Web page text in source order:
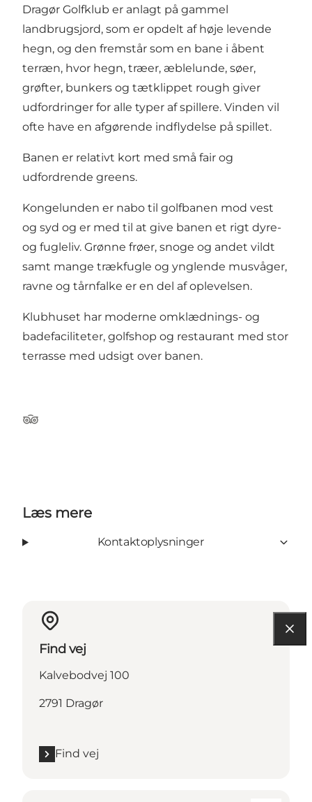
Dragør Golfklub er anlagt på gammel
landbrugsjord, som er opdelt af høje levende
hegn, og den fremstår som en bane i åbent
terræn, hvor hegn, træer, æblelunde, søer,
grøfter, bunkers og tætklippet rough giver
udfordringer for alle typer af spillere. Vinden vil
ofte have en afgørende indflydelse på spillet.
Banen er relativt kort med små fair og
udfordrende greens.
Kongelunden er nabo til golfbanen mod vest
og syd og er med til at give banen et rigt dyre-
og fugleliv. Grønne frøer, snoge og andet vildt
samt mange trækfugle og ynglende musvåger,
ravne og tårnfalke er en del af oplevelsen.
Klubhuset har moderne omklædnings- og
badefaciliteter, golfshop og restaurant med stor
terrasse med udsigt over banen.
Tripadvisor
Læs mere
Kontaktoplysninger
Find vej
Kalvebodvej 100
2791 Dragør
Find vej